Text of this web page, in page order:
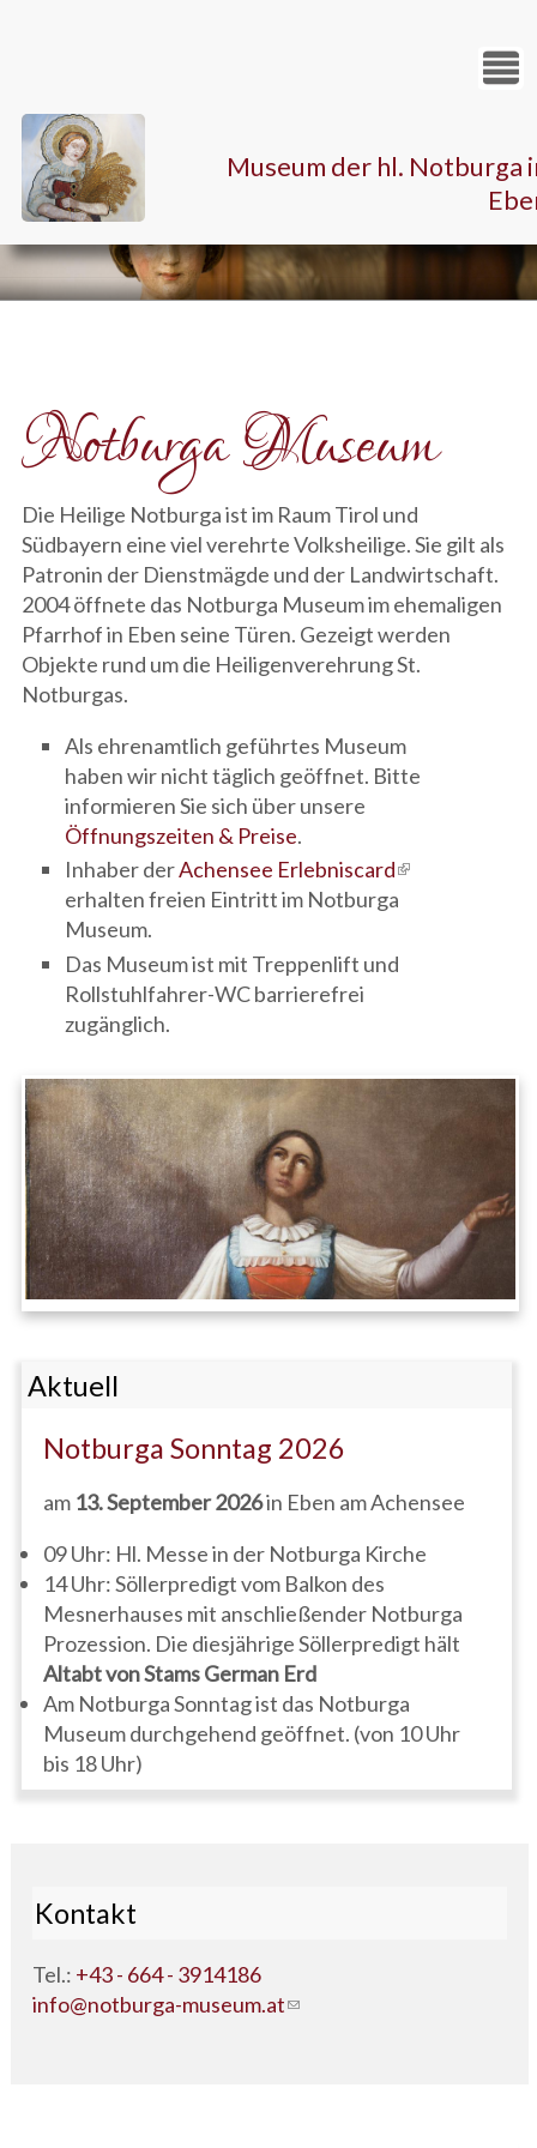
Museum der hl. Notburga
Notburga Museum
Die Heilige Notburga ist im Raum Tirol und
Südbayern eine viel verehrte Volksheilige. Sie gilt als
Patronin der Dienstmägde und der Landwirtschaft.
2004 öffnete das Notburga Museum im ehemaligen
Pfarrhof in Eben seine Türen. Gezeigt werden
Objekte rund um die Heiligenverehrung St.
Notburgas.
Als ehrenamtlich geführtes Museum
haben wir nicht täglich geöffnet. Bitte
informieren Sie sich über unsere
Öffnungszeiten & Preise.
Inhaber derAchensee Erlebniscard(link is
external)
erhalten freien Eintritt im Notburga
Museum.
Das Museum ist mit Treppenlift und
Rollstuhlfahrer-WC barrierefrei
zugänglich.
Aktuell
Notburga Sonntag 2026
am 13. September 2026in Eben am Achensee
09 Uhr: Hl. Messe in der Notburga Kirche
14 Uhr: Söllerpredigt vom Balkon des
Mesnerhauses mit anschließender Notburga
Prozession. Die diesjährige Söllerpredigt hält
Altabt von Stams German Erd
Am Notburga Sonntag ist das Notburga
Museum durchgehend geöffnet. (von 10 Uhr
bis 18 Uhr)
Kontakt
Tel.: +43 - 664 - 3914186
info@notburga-museum.at(link sends e-mail)